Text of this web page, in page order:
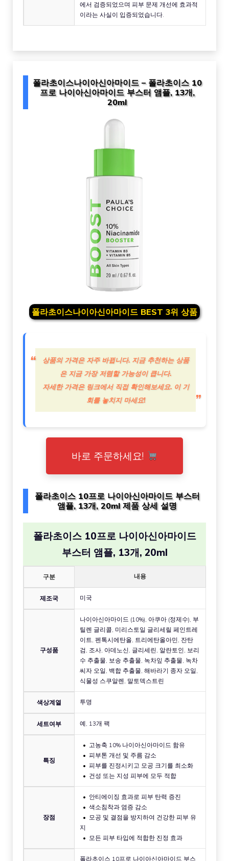
에서 검증되었으며 피부 문제 개선에 효과적
이라는 사실이 입증되었습니다.
폴라초이스나이아신아마이드 – 폴라초이스 10
프로 나이아신아마이드 부스터 앰플, 13개,
20ml
폴라초이스나이아신아마이드 BEST 3위 상품
상품의 가격은 자주 바뀝니다. 지금 추천하는 상품
은 지금 가장 저렴할 가능성이 큽니다.
자세한 가격은 링크에서 직접 확인해보세요. 이 기
회를 놓치지 마세요!
바로 주문하세요!
폴라초이스 10프로 나이아신아마이드 부스터
앰플, 13개, 20ml 제품 상세 설명
폴라초이스 10프로 나이아신아마이드
부스터 앰플, 13개, 20ml
구분 내용
제조국 미국
구성품
나이아신아마이드 (10%), 아쿠아 (정제수), 부
틸렌 글리콜, 미리스토일 글리세릴 페인트레
이트, 펜톡시에탄올, 트리에탄올아민, 잔탄
검, 조사, 아데노신, 글리세린, 알란토인, 보리
수 추출물, 보송 추출물, 녹차잎 추출물, 녹차
씨자 오일, 백합 추출물, 해바라기 종자 오일,
식물성 스쿠알렌, 말토덱스트린
색상계열 투명
세트여부 예, 13개 팩
특징
고농축 10% 나이아신아마이드 함유
피부톤 개선 및 주름 감소
피부를 진정시키고 모공 크기를 최소화
건성 또는 지성 피부에 모두 적합
장점
안티에이징 효과로 피부 탄력 증진
색소침착과 염증 감소
모공 및 결점을 방지하여 건강한 피부 유
지
모든 피부 타입에 적합한 진정 효과
폴라초이스 10프로 나이아신아마이드 부스